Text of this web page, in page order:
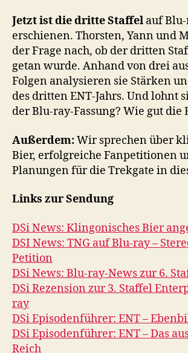
Jetzt ist die dritte Staffel auf
erschienen. Thorsten, Yann und
der Frage nach, ob der dritten
getan wurde. Anhand von drei
Folgen analysieren sie Stärken
des dritten ENT-Jahrs. Und lohnt
der Blu-ray-Fassung? Wie gut die
Außerdem:Wir sprechen über
Bier, erfolgreiche Fanpetitionen
Planungen für die Trekgate in
Links zur Sendung
DSi News: Klingonisches Bier
DSI News: TNG auf Blu-ray –
Petition
DSi News: Blu-ray-News zur 6.
DSi Rezension zur 3. Staffel
ray
DSi Episodenführer: ENT –
DSi Episodenführer: ENT – Das
Reich